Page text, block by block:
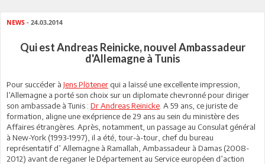
NEWS - 24.03.2014
Qui est Andreas Reinicke, nouvel Ambassadeur
d'Allemagne à Tunis
Pour succéder à Jens Plötener qui a laissé une excellente impression,
l’Allemagne a porté son choix sur un diplomate chevronné pour diriger
son ambassade à Tunis : Dr Andreas Reinicke . A 59 ans, ce juriste de
formation, aligne une exéprience de 29 ans au sein du ministère des
Affaires étrangères. Après, notamment, un passage au Consulat général
à New-York (1993-1997), il a été, tour-à-tour, chef du bureau
représentatif d’ Allemagne à Ramallah, Ambassadeur à Damas (2008-
2012) avant de reganer le Département au Service européen d’action